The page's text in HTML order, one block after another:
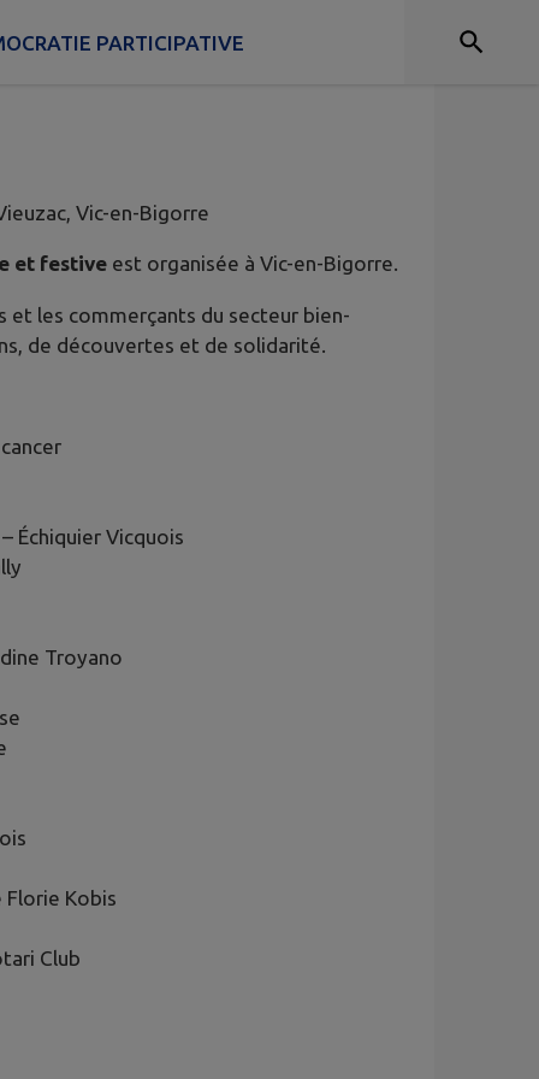
PARTICIPATIVE
Vic-en-Bigorre
et festive est organisée à Vic-en-Bigorre.
les commerçants du secteur bien-
de découvertes et de solidarité.
– Échiquier Vicquois
Troyano
Florie Kobis
Club